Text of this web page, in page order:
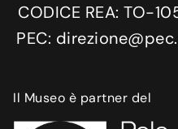
CODICE REA: TO-
PEC:
Il Museo è partner del